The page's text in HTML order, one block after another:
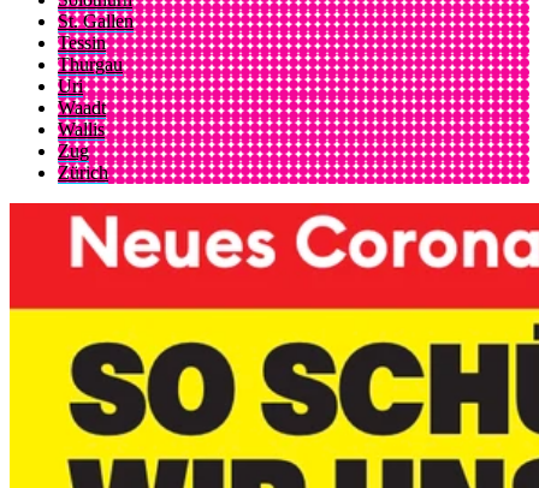
St. Gallen
Tessin
Thurgau
Uri
Waadt
Wallis
Zug
Zürich